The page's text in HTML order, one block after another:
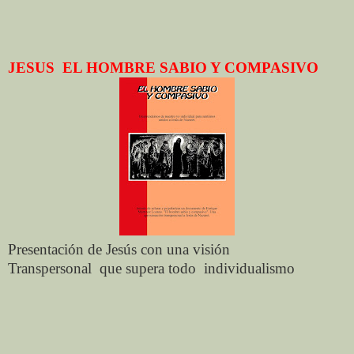
JESUS EL HOMBRE SABIO Y COMPASIVO
Presentación de Jesús con una visión
Transpersonal que supera todo individualismo